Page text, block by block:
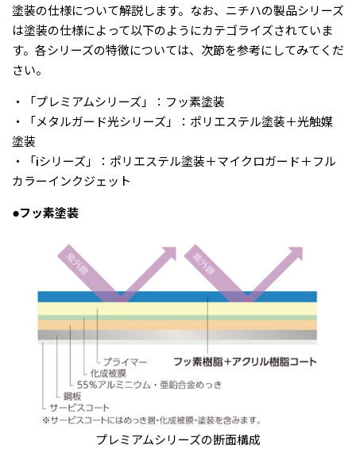
塗装の仕様について解説します。なお、ニチハの製品シリーズ
は塗装の仕様によって以下のようにカテゴライズされていま
す。各シリーズの特徴については、次節を参考にしてみてくだ
さい。
・「プレミアムシリーズ」：フッ素塗装
・「メタルガード光シリーズ」：ポリエステル塗装＋光触媒
塗装
・「iシリーズ」：ポリエステル塗装＋マイクロガード＋フル
カラーインクジェット
●フッ素塗装
プレミアムシリーズの断面構成